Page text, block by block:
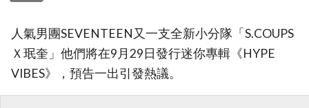
人氣男團SEVENTEEN又一支全新小分隊「S.COUPS
Ｘ珉奎」他們將在9月29日發行迷你專輯《HYPE
VIBES》，預告一出引發熱議。